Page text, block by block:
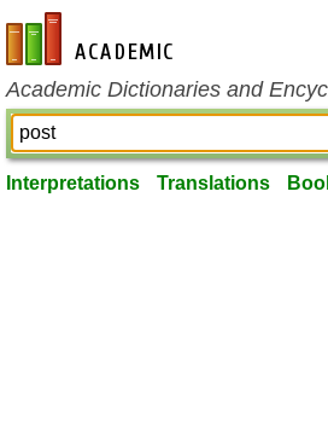
en-academic.com
Academic Dictionaries and
Interpretations Translations